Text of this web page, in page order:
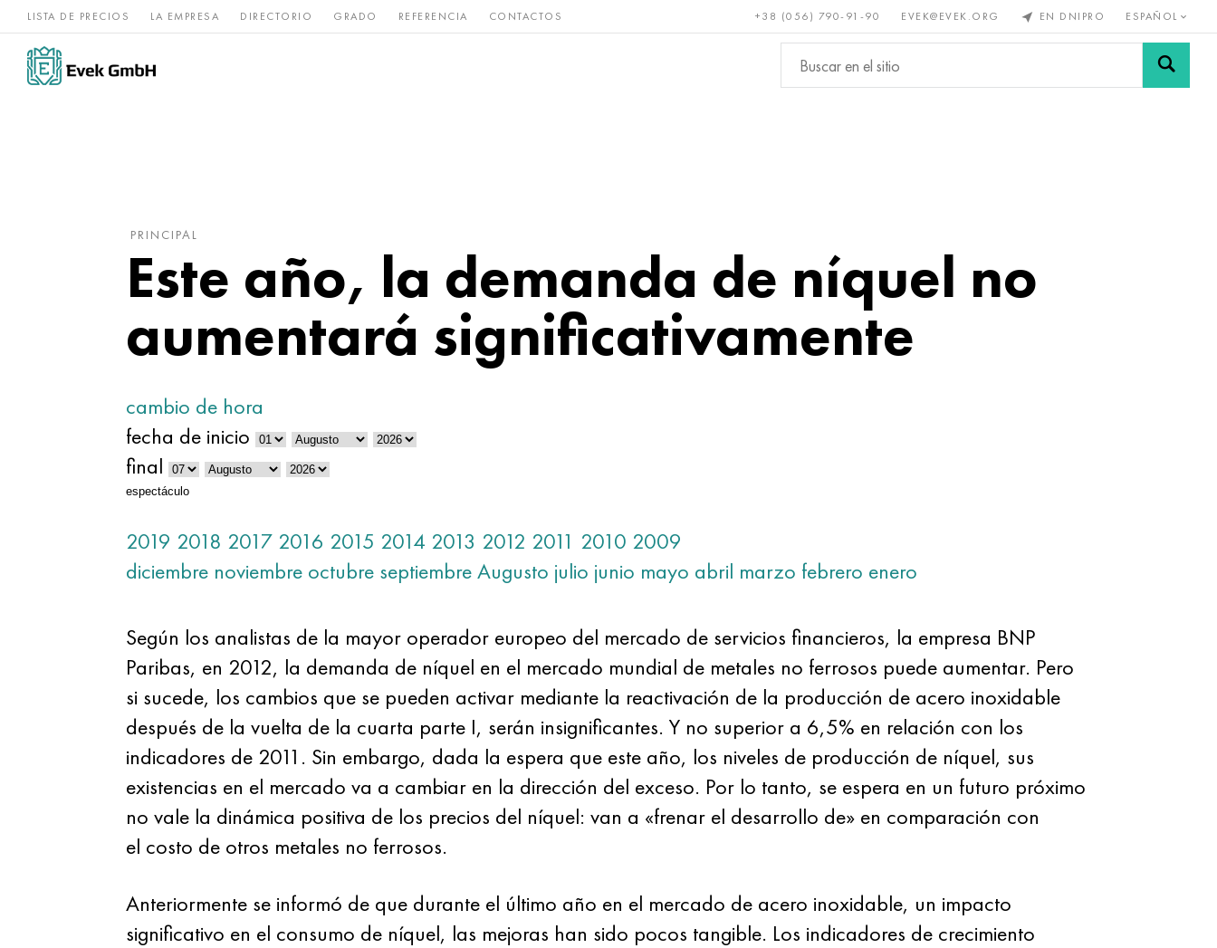
LISTA DE PRECIOS LA EMPRESA DIRECTORIO GRADO REFERENCIA CONTACTOS +38 (056) 790-91-90 EVEK@EVEK.ORG EN DNIPRO ESPAÑOL
Aleaciones de
níquel
acero Raro y Bronce, cobre, Metales no
ferrosos
Aleación de Mallas y
PRINCIPAL
Este año, la demanda de níquel no
aumentará significativamente
cambio de hora
fecha de inicio
final
espectáculo
2019 2018 2017 2016 2015 2014 2013 2012 2011 2010 2009
diciembre noviembre octubre septiembreAugusto julio junio mayo abril marzo febrero enero
Según los analistas de la mayor operador europeo del mercado de servicios financieros, la empresa BNP
Paribas, en 2012, la demanda de níquel en el mercado mundial de metales no ferrosos puede aumentar. Pero
si sucede, los cambios que se pueden activar mediante la reactivación de la producción de acero inoxidable
después de la vuelta de la cuarta parte I, serán insignificantes. Y no superior a 6,5% en relación con los
indicadores de 2011. Sin embargo, dada la espera que este año, los niveles de producción de níquel, sus
existencias en el mercado va a cambiar en la dirección del exceso. Por lo tanto, se espera en un futuro próximo
no vale la dinámica positiva de los precios del níquel: van a «frenar el desarrollo de» en comparación con
el costo de otros metales no ferrosos.
Anteriormente se informó de que durante el último año en el mercado de acero inoxidable, un impacto
significativo en el consumo de níquel, las mejoras han sido pocos tangible. Los indicadores de crecimiento